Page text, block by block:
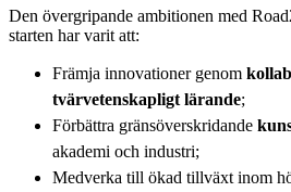
Den övergripande ambitionen med
starten har varit att:
Främja innovationer genom
tvärvetenskapligt lärande;
Förbättra gränsöverskridande
akademi och industri;
Medverka till ökad tillväxt inom